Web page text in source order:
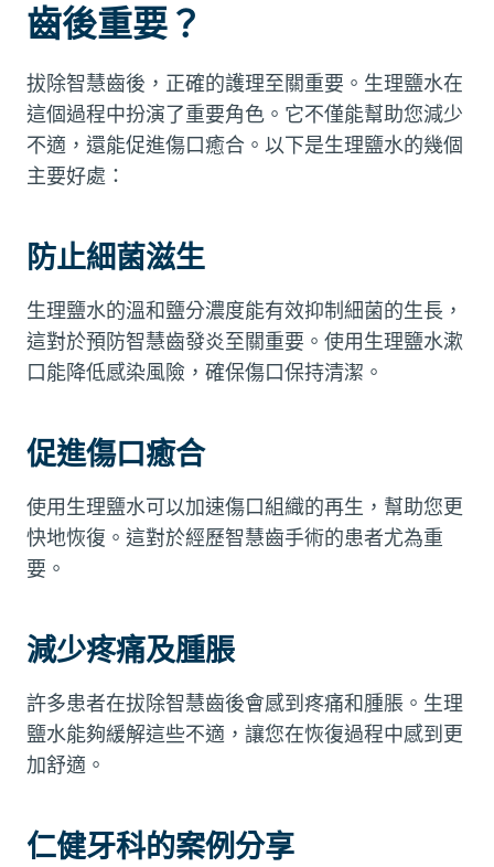
齒後重要？
拔除智慧齒後，正確的護理至關重要。生理鹽水在
這個過程中扮演了重要角色。它不僅能幫助您減少
不適，還能促進傷口癒合。以下是生理鹽水的幾個
主要好處：
防止細菌滋生
生理鹽水的溫和鹽分濃度能有效抑制細菌的生長，
這對於預防智慧齒發炎至關重要。使用生理鹽水漱
口能降低感染風險，確保傷口保持清潔。
促進傷口癒合
使用生理鹽水可以加速傷口組織的再生，幫助您更
快地恢復。這對於經歷智慧齒手術的患者尤為重
要。
減少疼痛及腫脹
許多患者在拔除智慧齒後會感到疼痛和腫脹。生理
鹽水能夠緩解這些不適，讓您在恢復過程中感到更
加舒適。
仁健牙科的案例分享